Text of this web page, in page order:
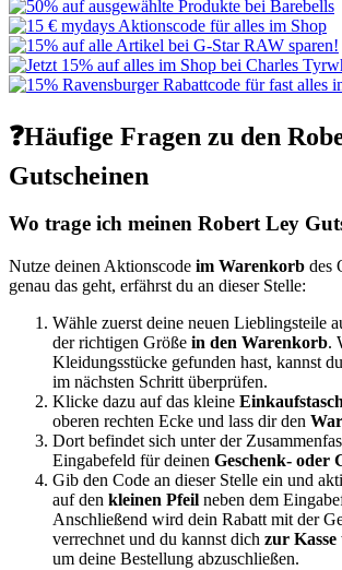
❓Häufige Fragen zu den
Gutscheinen
Wo trage ich meinen Robert Ley
Nutze deinen Aktionscode im Warenkorb des
genau das geht, erfährst du an dieser Stelle:
Wähle zuerst deine neuen Lieblingsteile
der richtigen Größe in den Warenkorb.
Kleidungsstücke gefunden hast, kannst
im nächsten Schritt überprüfen.
Klicke dazu auf das kleine
oberen rechten Ecke und lass dir den
Dort befindet sich unter der
Eingabefeld für deinen Geschenk- oder
Gib den Code an dieser Stelle ein und
auf den kleinen Pfeil neben dem
Anschließend wird dein Rabatt mit der
verrechnet und du kannst dich zur Kasse
um deine Bestellung abzuschließen.